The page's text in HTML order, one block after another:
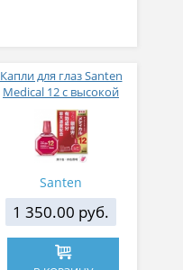
Капли для глаз Santen
Medical 12 с высокой
концентрацией
активных компонентов
12 мл
Santen
1 350.00 руб.